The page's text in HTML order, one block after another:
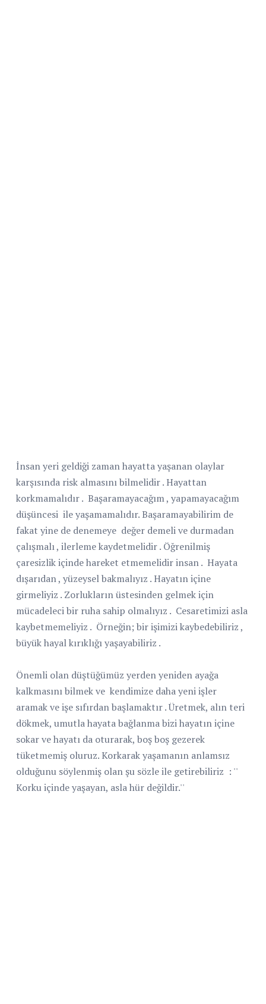
İnsan yeri geldiği zaman hayatta yaşanan olaylar
karşısında risk almasını bilmelidir . Hayattan
korkmamalıdır . Başaramayacağım , yapamayacağım
düşüncesi ile yaşamamalıdır. Başaramayabilirim de
fakat yine de denemeye değer demeli ve durmadan
çalışmalı , ilerleme kaydetmelidir . Öğrenilmiş
çaresizlik içinde hareket etmemelidir insan . Hayata
dışarıdan , yüzeysel bakmalıyız . Hayatın içine
girmeliyiz . Zorlukların üstesinden gelmek için
mücadeleci bir ruha sahip olmalıyız . Cesaretimizi asla
kaybetmemeliyiz . Örneğin; bir işimizi kaybedebiliriz ,
büyük hayal kırıklığı yaşayabiliriz .
Önemli olan düştüğümüz yerden yeniden ayağa
kalkmasını bilmek ve kendimize daha yeni işler
aramak ve işe sıfırdan başlamaktır . Üretmek, alın teri
dökmek, umutla hayata bağlanma bizi hayatın içine
sokar ve hayatı da oturarak, boş boş gezerek
tüketmemiş oluruz. Korkarak yaşamanın anlamsız
olduğunu söylenmiş olan şu sözle ile getirebiliriz : ''
Korku içinde yaşayan, asla hür değildir.''